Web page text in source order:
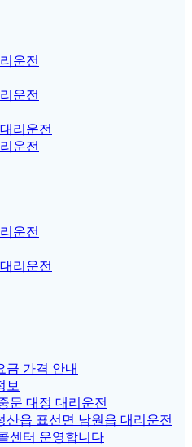
운전
운전
리운전
운전
운전
리운전
금 가격 안내
보
문 대정 대리운전
산읍 표선면 남원읍 대리운전
센터 운영합니다